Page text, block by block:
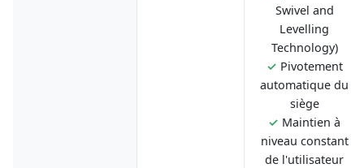
Swivel and
Levelling
Technology)
✓ Pivotement
automatique du
siège
✓ Maintien à
niveau constant
de l'utilisateur